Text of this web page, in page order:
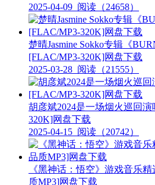
2025-04-09 阅读（24658）
楚晴Jasmine Sokko专辑《
[FLAC/MP3-320K]网盘下载
2025-03-28 阅读（21555）
胡彦斌2024是一场烟火巡回
320K]网盘下载
2025-04-15 阅读（20742）
《黑神话：悟空》游戏音乐
质MP3]网盘下载